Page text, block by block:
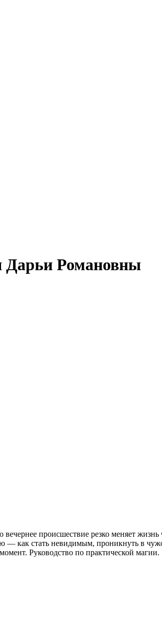
Дарьи Романовны
происшествие резко меняет жизнь
как стать невидимым, проникнуть в
Руководство по практической магии.